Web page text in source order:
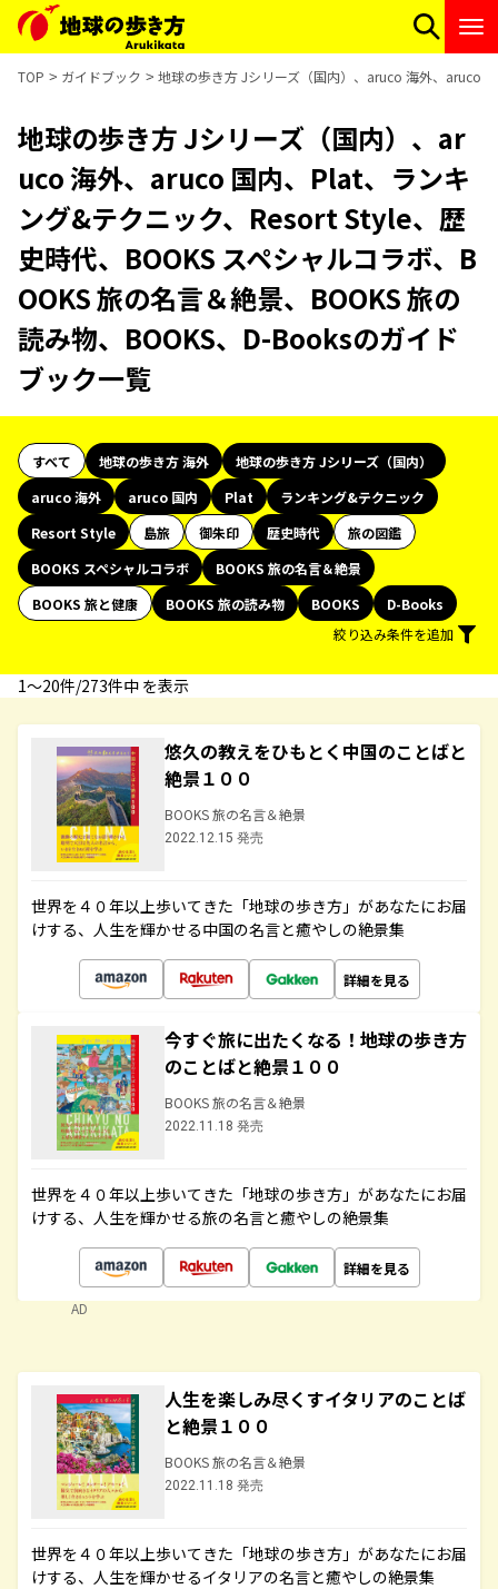
TOP ガイドブック 地球の歩き方 Jシリーズ（国内）、aruco 海外、aruco
地球の歩き方 Jシリーズ（国内）、ar
uco 海外、aruco 国内、Plat、ランキ
ング&テクニック、Resort Style、歴
史時代、BOOKS スペシャルコラボ、B
OOKS 旅の名言＆絶景、BOOKS 旅の
読み物、BOOKS、D-Booksのガイド
ブック一覧
すべて 地球の歩き方 海外
地球の歩き方 Jシリーズ（国内）
aruco 海外
aruco 国内 Plat
ランキング&テクニック
Resort Style
島旅 御朱印 歴史時代
旅の図鑑
BOOKS スペシャルコラボ
BOOKS 旅の名言＆絶景
BOOKS 旅と健康
BOOKS 旅の読み物 BOOKS
D-Books
絞り込み条件を追加
1〜20件/273件中 を表示
悠久の教えをひもとく中国のことばと
絶景１００
BOOKS 旅の名言＆絶景
2022.12.15 発売
世界を４０年以上歩いてきた「地球の歩き方」があなたにお届
けする、人生を輝かせる中国の名言と癒やしの絶景集
詳細を見る
今すぐ旅に出たくなる！地球の歩き方
のことばと絶景１００
BOOKS 旅の名言＆絶景
2022.11.18 発売
世界を４０年以上歩いてきた「地球の歩き方」があなたにお届
けする、人生を輝かせる旅の名言と癒やしの絶景集
詳細を見る
AD
人生を楽しみ尽くすイタリアのことば
と絶景１００
BOOKS 旅の名言＆絶景
2022.11.18 発売
世界を４０年以上歩いてきた「地球の歩き方」があなたにお届
けする、人生を輝かせるイタリアの名言と癒やしの絶景集